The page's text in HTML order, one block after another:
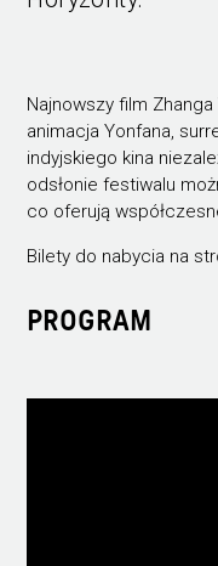
Najnowszy film
animacja Yonfana,
indyjskiego kina
odsłonie festiwalu
co oferują
Bilety do nabycia na
PROGRAM